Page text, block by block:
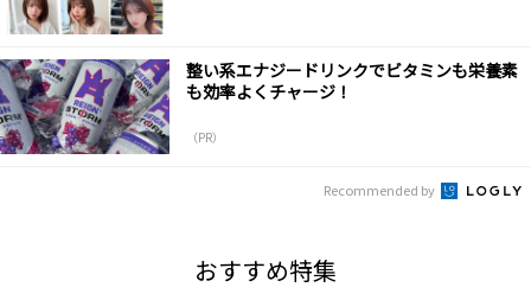
整い系エナジードリンクでビタミンも栄養素
も効率よくチャージ！
（PR）
Recommended by
おすすめ特集